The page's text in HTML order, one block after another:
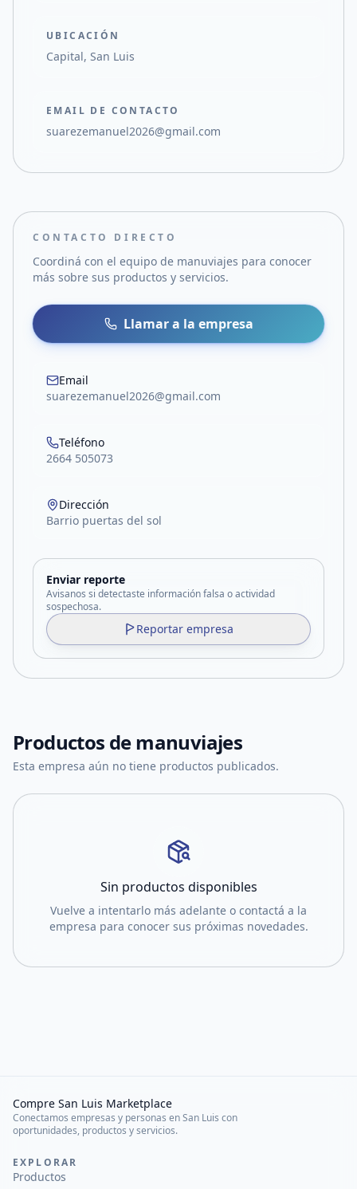
UBICACIÓN
Capital, San Luis
EMAIL DE CONTACTO
suarezemanuel2026@gmail.com
CONTACTO DIRECTO
Coordiná con el equipo de manuviajes para conocer
más sobre sus productos y servicios.
Llamar a la empresa
Email
suarezemanuel2026@gmail.com
Teléfono
2664 505073
Dirección
Barrio puertas del sol
Enviar reporte
Avisanos si detectaste información falsa o actividad
sospechosa.
Reportar empresa
Productos demanuviajes
Esta empresa aún no tiene productos publicados.
Sin productos disponibles
Vuelve a intentarlo más adelante o contactá a la
empresa para conocer sus próximas novedades.
Compre San Luis Marketplace
Conectamos empresas y personas en San Luis con
oportunidades, productos y servicios.
EXPLORAR
Productos